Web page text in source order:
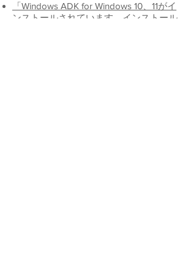
「Windows ADK for Windows 10、11がイ
ンストールされています。インストール